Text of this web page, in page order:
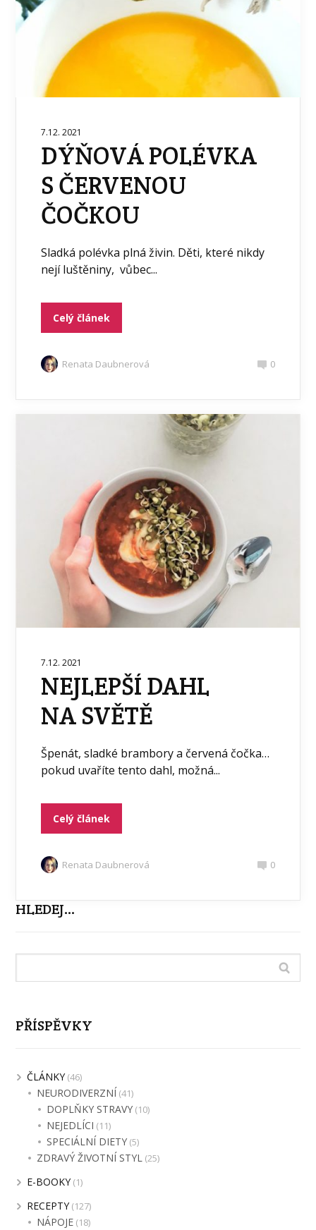
7.12. 2021
DÝŇOVÁ POLÉVKA
S ČERVENOU
ČOČKOU
Sladká polévka plná živin. Děti, které nikdy
nejí luštěniny, vůbec...
Celý článek
Renata Daubnerová 0
7.12. 2021
NEJLEPŠÍ DAHL
NA SVĚTĚ
Špenát, sladké brambory a červená čočka…
pokud uvaříte tento dahl, možná...
Celý článek
Renata Daubnerová 0
HLEDEJ…
PŘÍSPĚVKY
ČLÁNKY(46)
NEURODIVERZNÍ (41)
DOPLŇKY STRAVY (10)
NEJEDLÍCI (11)
SPECIÁLNÍ DIETY (5)
ZDRAVÝ ŽIVOTNÍ STYL (25)
E-BOOKY(1)
RECEPTY(127)
NÁPOJE (18)